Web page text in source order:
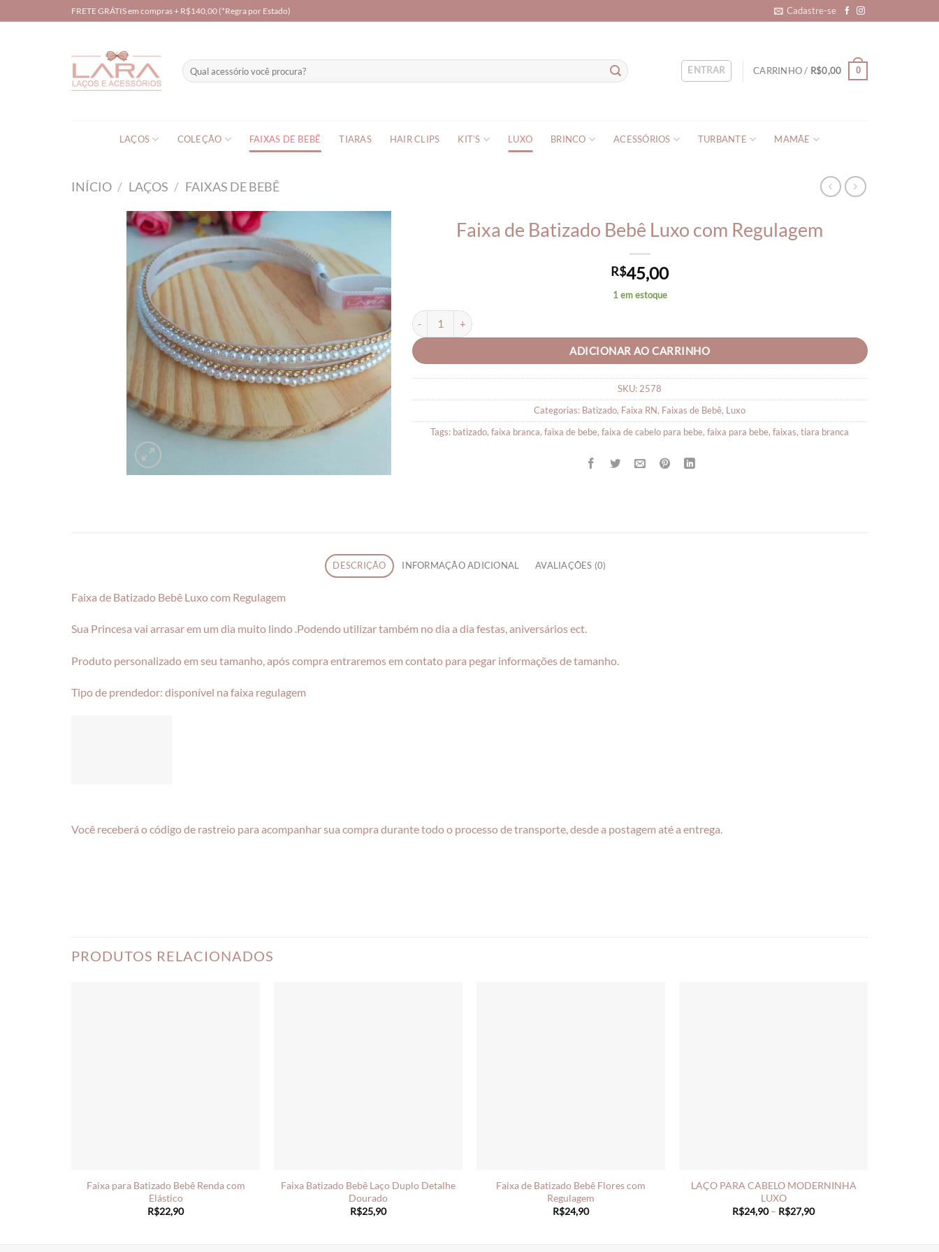
to
FRETE GRÁTIS em compras + R$140,00 (*Regra por Estado) Cadastre-se
Pesquisar
por:
ENTRAR CARRINHO / R$0,00 0
LAÇOS COLEÇÃO FAIXAS DE BEBÊ TIARAS HAIR CLIPS KIT’S LUXO BRINCO ACESSÓRIOS TURBANTE MAMÃE
INÍCIO / LAÇOS / FAIXAS DE BEBÊ
Faixa de Batizado Bebê Luxo com Regulagem
R$45,00
1 em estoque
Faixa de Batizado Bebê Luxo com Regulagem quantidade
ADICIONAR AO CARRINHO
SKU:2578
Categorias: Batizado, Faixa RN, Faixas de Bebê, Luxo
Tags: batizado,faixa branca,faixa de bebe,faixa de cabelo para bebe,faixa para bebe,faixas,tiara branca
DESCRIÇÃO INFORMAÇÃO ADICIONAL AVALIAÇÕES (0)
Faixa de Batizado Bebê Luxo com Regulagem
Sua Princesa vai arrasar em um dia muito lindo .Podendo utilizar também no dia a dia festas, aniversários ect.
Produto personalizado em seu tamanho, após compra entraremos em contato para pegar informações de tamanho.
Tipo de prendedor: disponível na faixa regulagem
Você receberá o código de rastreio para acompanhar sua compra durante todo o processo de transporte, desde a postagem até a entrega.
PRODUTOS RELACIONADOS
Faixa para Batizado Bebê Renda com
Elástico
R$22,90
Faixa Batizado Bebê Laço Duplo Detalhe
Dourado
R$25,90
Faixa de Batizado Bebê Flores com
Regulagem
R$24,90
LAÇO PARA CABELO MODERNINHA
LUXO
R$24,90 – R$27,90Price